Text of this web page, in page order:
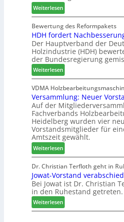
s
S
y
s
t
e
m
s
w
o
c
h
e
n
2
0
2
6
e
l
d
e
t
B
e
s
u
c
h
e
r
z
a
h
l
e
n
Weiterlesen:
C
h
a
t
b
o
t
h
i
l
f
t
b
e
i
P
r
o
d
u
k
t
s
Bewertung des Reformpakets
HDH fordert
Der Hauptverband der
Holzindustrie (HDH)
der Bundesregierung
Weiterlesen:
H
D
H
f
o
r
d
e
r
t
N
a
c
h
b
e
VDMA
Versammlung: Neuer
Auf der
Fachverbands
Heidelberg wurden vier
Vorstandsmitglieder für
Amtszeit gewählt.
Weiterlesen:
V
e
r
s
a
m
Dr. Christian Terfloth geht in
Jowat-Vorstand
Bei Jowat ist Dr. Christian
in den Ruhestand getreten.
Weiterlesen:
J